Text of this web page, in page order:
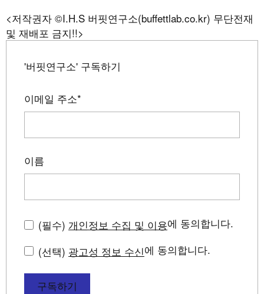
<저작권자 ©I.H.S 버핏연구소(buffettlab.co.kr) 무단전재
및 재배포 금지!!>
'버핏연구소' 구독하기
이메일 주소*
이름
(필수) 개인정보 수집 및 이용에 동의합니다.
(선택) 광고성 정보 수신에 동의합니다.
구독하기